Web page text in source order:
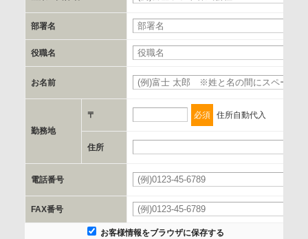
c.第三者への提供の手段または手法
書類の送付又は電子的な方法
d.提供先および管理者
当社とイベント/セミナーを共同で開催する企業/団体
e.個人情報取り扱いに関する契約
当社と当該企業/団体とは、個人情報取扱に関する覚書の締結
を行います。
委託の有無
部署名
役職名
お名前
勤務地
〒 必須 住所自動代入
住所
電話番号
FAX番号
お客様情報をブラウザに保存する